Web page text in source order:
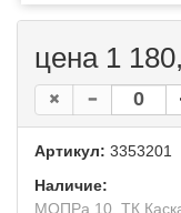
цена 1
Артикул: 3353201
Наличие:
МОПРа 10, ТК